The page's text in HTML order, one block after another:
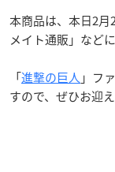
本商品は、本日2
メイト通販」など
「進撃の巨人 」フ
すので、ぜひお迎